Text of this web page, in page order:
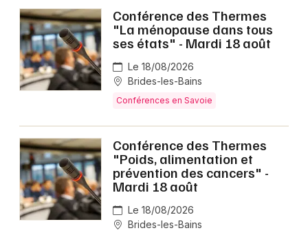
Conférence des Thermes
"La ménopause dans tous
ses états" - Mardi 18 août
Le 18/08/2026
Brides-les-Bains
Conférences en Savoie
Conférence des Thermes
"Poids, alimentation et
prévention des cancers" -
Mardi 18 août
Le 18/08/2026
Brides-les-Bains